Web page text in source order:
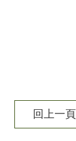
回上一頁